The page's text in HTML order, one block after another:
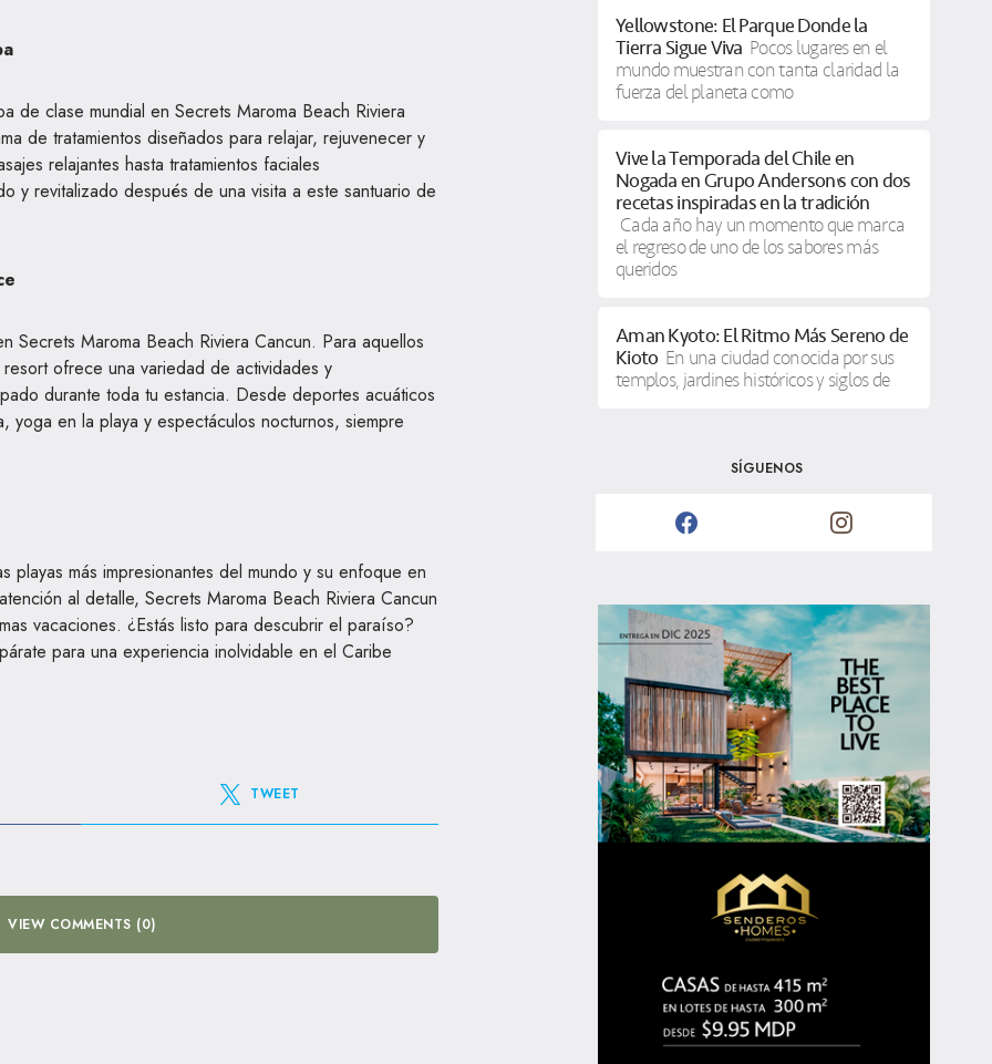
de clase mundial en Secrets Maroma Beach Riviera
de tratamientos diseñados para relajar, rejuvenecer y
relajantes hasta tratamientos faciales
y revitalizado después de una visita a este santuario de
Secrets Maroma Beach Riviera Cancun. Para aquellos
ofrece una variedad de actividades y
durante toda tu estancia. Desde deportes acuáticos
yoga en la playa y espectáculos nocturnos, siempre
playas más impresionantes del mundo y su enfoque en
al detalle, Secrets Maroma Beach Riviera Cancun
vacaciones. ¿Estás listo para descubrir el paraíso?
para una experiencia inolvidable en el Caribe
TWEET
VIEW COMMENTS (0)
Yellowstone: El Parque Donde la
Tierra Sigue Viva Pocos lugares en el
mundo muestran con tanta claridad la
fuerza del planeta como
Vive la Temporada del Chile en
Nogada en Grupo Anderson’s con dos
recetas inspiradas en la tradición
Cada año hay un momento que marca
el regreso de uno de los sabores más
queridos
Aman Kyoto: El Ritmo Más Sereno de
Kioto En una ciudad conocida por sus
templos, jardines históricos y siglos de
SÍGUENOS